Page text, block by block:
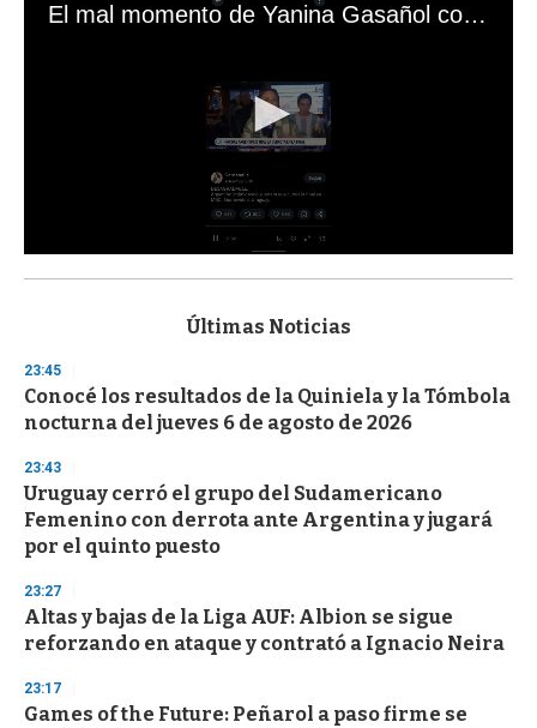
El mal momento de Yanina Gasañol con un hincha argentino en "Subrayado"
s
d
s
o
f
3
s
e
c
o
d
s
Últimas Noticias
23:45
Conocé los resultados de la Quiniela y la Tómbola
nocturna del jueves 6 de agosto de 2026
23:43
Uruguay cerró el grupo del Sudamericano
Femenino con derrota ante Argentina y jugará
por el quinto puesto
23:27
Altas y bajas de la Liga AUF: Albion se sigue
reforzando en ataque y contrató a Ignacio Neira
23:17
Games of the Future: Peñarol a paso firme se